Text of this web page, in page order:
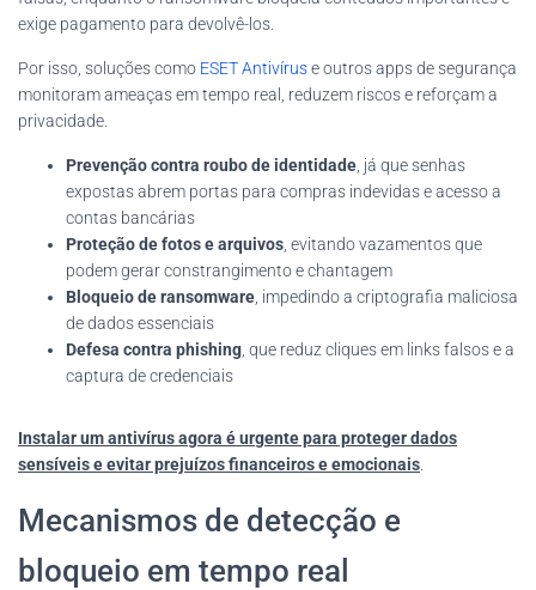
exige pagamento para devolvê-los.
Por isso, soluções como ESET Antivíruse outros apps de segurança
monitoram ameaças em tempo real, reduzem riscos e reforçam a
privacidade.
Prevenção contra roubo de identidade , já que senhas
expostas abrem portas para compras indevidas e acesso a
contas bancárias
Proteção de fotos e arquivos , evitando vazamentos que
podem gerar constrangimento e chantagem
Bloqueio de ransomware , impedindo a criptografia maliciosa
de dados essenciais
Defesa contra phishing , que reduz cliques em links falsos e a
captura de credenciais
Instalar um antivírus agora é urgente para proteger dados
sensíveis e evitar prejuízos financeiros e emocionais
Mecanismos de detecção e
bloqueio em tempo real